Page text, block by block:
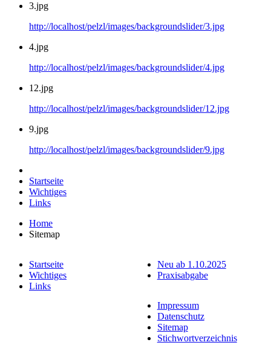
3.jpg
http://localhost/pelzl/images/backgroundslider/3.jpg
4.jpg
http://localhost/pelzl/images/backgroundslider/4.jpg
12.jpg
http://localhost/pelzl/images/backgroundslider/12.jpg
9.jpg
http://localhost/pelzl/images/backgroundslider/9.jpg
Startseite
Wichtiges
Links
Home
Sitemap
Startseite
Wichtiges
Links
Neu ab 1.10.2025
Praxisabgabe
Impressum
Datenschutz
Sitemap
Stichwortverzeichnis